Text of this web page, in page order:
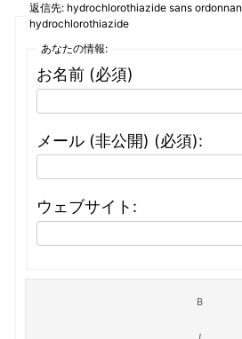
返信先: hydrochlorothiazide sans
hydrochlorothiazide
あなたの情報:
お名前 (必須)
メール (非公開) (必須):
ウェブサイト: